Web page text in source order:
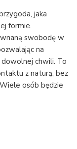
Kamper
wakacje
dlaczego
warto
go
jaka
formie.
swobodę w
na
chwili. To
z naturą, bez
osób będzie